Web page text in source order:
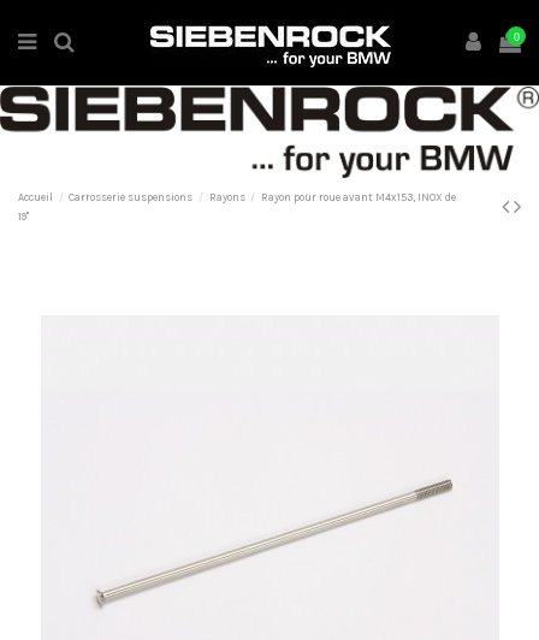
0
Accueil Carrosserie suspensions Rayons
Rayon pour roue avant M4x153, INOX de
19"